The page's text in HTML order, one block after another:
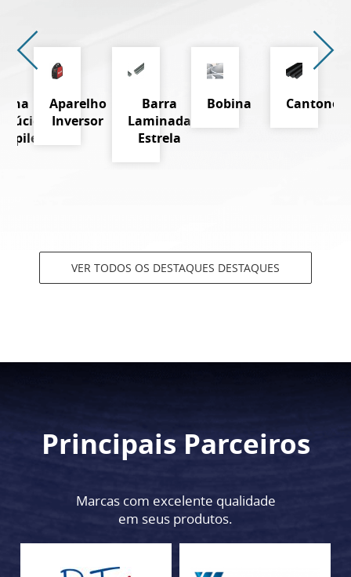
Aparelho
Inversor
Barra
Laminada
Estrela
Bobina
VER TODOS OS DESTAQUES DESTAQUES
Principais Parceiros
Marcas com excelente qualidade
em seus produtos.